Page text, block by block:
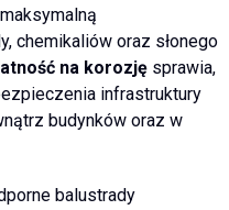
chemikaliów oraz słonego
na korozję sprawia,
infrastruktury
budynków oraz w
balustrady